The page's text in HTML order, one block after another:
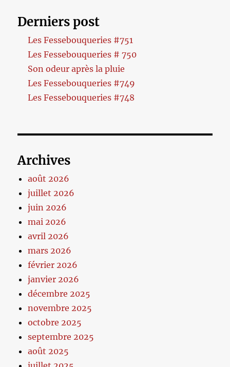
Derniers post
Les Fessebouqueries #751
Les Fessebouqueries # 750
Son odeur après la pluie
Les Fessebouqueries #749
Les Fessebouqueries #748
Archives
août 2026
juillet 2026
juin 2026
mai 2026
avril 2026
mars 2026
février 2026
janvier 2026
décembre 2025
novembre 2025
octobre 2025
septembre 2025
août 2025